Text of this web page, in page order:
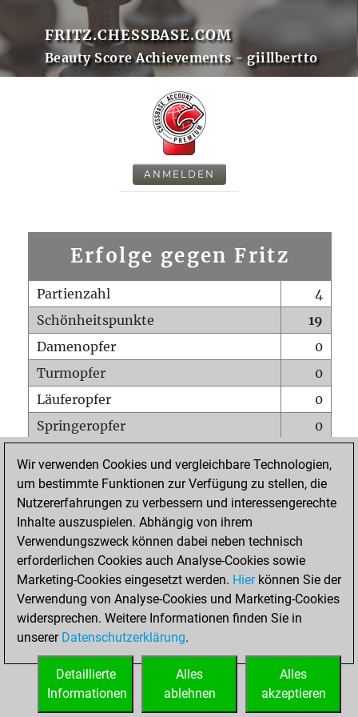
FRITZ.CHESSBASE.COM
Beauty Score Achievements - giillbertto
ANMELDEN
Erfolge gegen Fritz
Partienzahl
4
Schönheitspunkte
19
Damenopfer
0
Turmopfer
0
Läuferopfer
0
Springeropfer
0
Matt auf vollem Brett
0
Bauer setzt Matt
0
Erstickte Matts
Unterverwandlungen
Türme auf der siebten
1
STARTSEITE
Wir verwenden Cookies und vergleichbare Technologien,
um bestimmte Funktionen zur Verfügung zu stellen, die
Nutzererfahrungen zu verbessern und interessengerechte
Inhalte auszuspielen. Abhängig von ihrem
Verwendungszweck können dabei neben technisch
erforderlichen Cookies auch Analyse-Cookies sowie
Marketing-Cookies eingesetzt werden. Hierkönnen Sie der
Verwendung von Analyse-Cookies und Marketing-Cookies
widersprechen. Weitere Informationen finden Sie in
unserer Datenschutzerklärung.
Alles
akzeptieren
Alles
ablehnen
Detaillierte
Informationen